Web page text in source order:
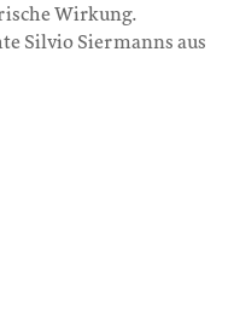
Wirkung.
Silvio Siermanns aus